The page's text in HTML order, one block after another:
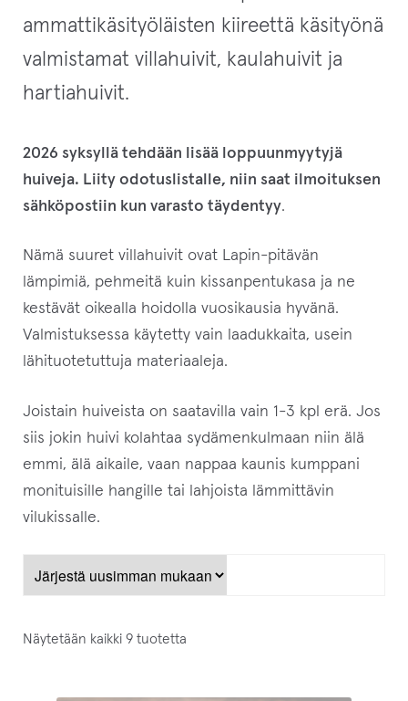
ammattikäsityöläisten kiireettä käsityönä
valmistamat villahuivit, kaulahuivit ja
hartiahuivit.
2026 syksyllä tehdään lisää loppuunmyytyjä
huiveja. Liity odotuslistalle, niin saat ilmoituksen
sähköpostiin kun varasto täydentyy.
Nämä suuret villahuivit ovat Lapin-pitävän
lämpimiä, pehmeitä kuin kissanpentukasa ja ne
kestävät oikealla hoidolla vuosikausia hyvänä.
Valmistuksessa käytetty vain laadukkaita, usein
lähituotetuttuja materiaaleja.
Joistain huiveista on saatavilla vain 1-3 kpl erä. Jos
siis jokin huivi kolahtaa sydämenkulmaan niin älä
emmi, älä aikaile, vaan nappaa kaunis kumppani
monituisille hangille tai lahjoista lämmittävin
vilukissalle.
Näytetään kaikki 9 tuotetta